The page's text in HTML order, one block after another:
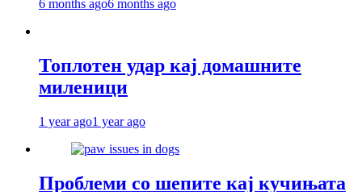
6 months ago6 months ago
Топлотен удар кај домашните
миленици
1 year ago1 year ago
Проблеми со шепите кај кучињата